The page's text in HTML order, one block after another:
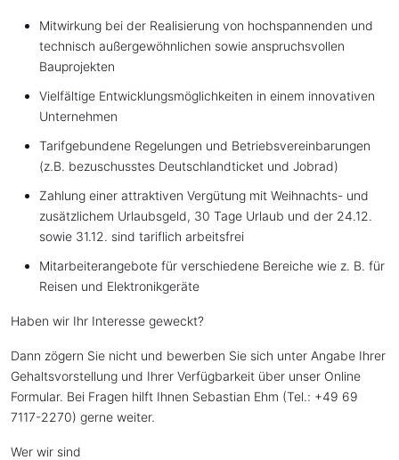
Mitwirkung bei der Realisierung von hochspannenden und
technisch außergewöhnlichen sowie anspruchsvollen
Bauprojekten
Vielfältige Entwicklungsmöglichkeiten in einem innovativen
Unternehmen
Tarifgebundene Regelungen und Betriebsvereinbarungen
(z.B. bezuschusstes Deutschlandticket und Jobrad)
Zahlung einer attraktiven Vergütung mit Weihnachts- und
zusätzlichem Urlaubsgeld, 30 Tage Urlaub und der 24.12.
sowie 31.12. sind tariflich arbeitsfrei
Mitarbeiterangebote für verschiedene Bereiche wie z. B. für
Reisen und Elektronikgeräte
Haben wir Ihr Interesse geweckt?
Dann zögern Sie nicht und bewerben Sie sich unter Angabe Ihrer
Gehaltsvorstellung und Ihrer Verfügbarkeit über unser Online
Formular. Bei Fragen hilft Ihnen Sebastian Ehm (Tel.: +49 69
7117-2270) gerne weiter.
Wer wir sind